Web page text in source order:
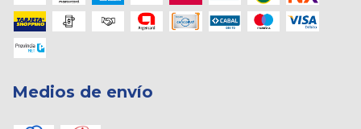
Medios de envío